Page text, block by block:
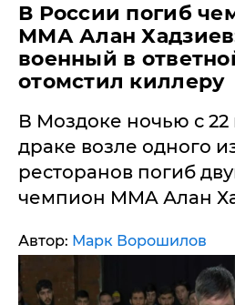
В России погиб
ММА Алан
военный в
отомстил киллеру
В Моздоке ночью с 22
драке возле одного
ресторанов погиб
чемпион MMA Алан
Автор: Марк Ворошилов